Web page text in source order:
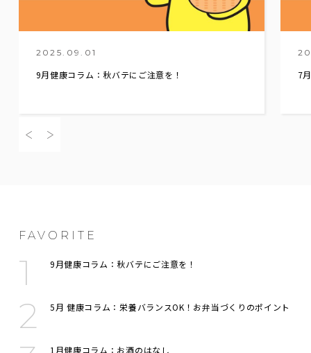
2025.09.01
9月健康コラム：秋バテにご注意を！ 7
FAVORITE
9月健康コラム：秋バテにご注意を！
5月 健康コラム：栄養バランスOK！お弁当づくりのポイント
1月健康コラム：お酒のはなし